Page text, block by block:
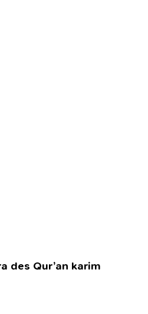
des Qur’an karim